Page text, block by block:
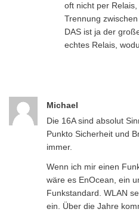
oft nicht per
Trennung
DAS ist ja der
echtes Relais,
Michael
Die 16A sind absolut
Punkto Sicherheit und
immer.
Wenn ich mir einen
wäre es EnOcean, ein
Funkstandard. WLAN
ein. Über die Jahre